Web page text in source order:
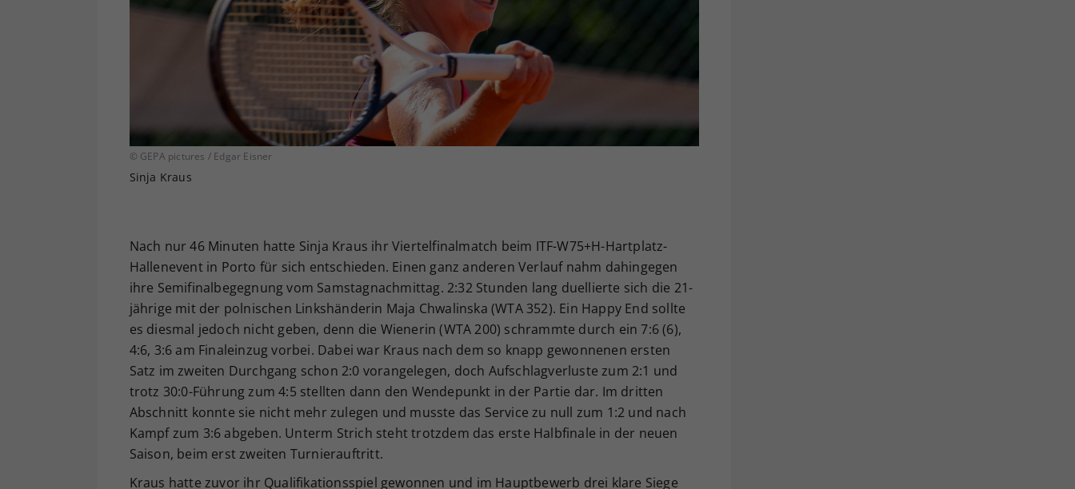
© GEPA pictures / Edgar Eisner
Sinja Kraus
Nach nur 46 Minuten hatte Sinja Kraus ihr Viertelfinalmatch beim ITF-W75+H-Hartplatz-
Hallenevent in Porto für sich entschieden. Einen ganz anderen Verlauf nahm dahingegen
ihre Semifinalbegegnung vom Samstagnachmittag. 2:32 Stunden lang duellierte sich die 21-
jährige mit der polnischen Linkshänderin Maja Chwalinska (WTA 352). Ein Happy End sollte
es diesmal jedoch nicht geben, denn die Wienerin (WTA 200) schrammte durch ein 7:6 (6),
4:6, 3:6 am Finaleinzug vorbei. Dabei war Kraus nach dem so knapp gewonnenen ersten
Satz im zweiten Durchgang schon 2:0 vorangelegen, doch Aufschlagverluste zum 2:1 und
trotz 30:0-Führung zum 4:5 stellten dann den Wendepunkt in der Partie dar. Im dritten
Abschnitt konnte sie nicht mehr zulegen und musste das Service zu null zum 1:2 und nach
Kampf zum 3:6 abgeben. Unterm Strich steht trotzdem das erste Halbfinale in der neuen
Saison, beim erst zweiten Turnierauftritt.
Kraus hatte zuvor ihr Qualifikationsspiel gewonnen und im Hauptbewerb drei klare Siege
Ihrer vorgenommen Einstellungen, falls der
Webseiten-Betreiber dies eingestellt hat.